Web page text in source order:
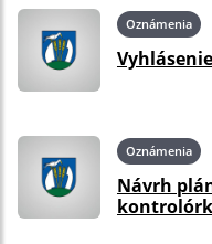
Oznámenia
Oznámenia
Návrh